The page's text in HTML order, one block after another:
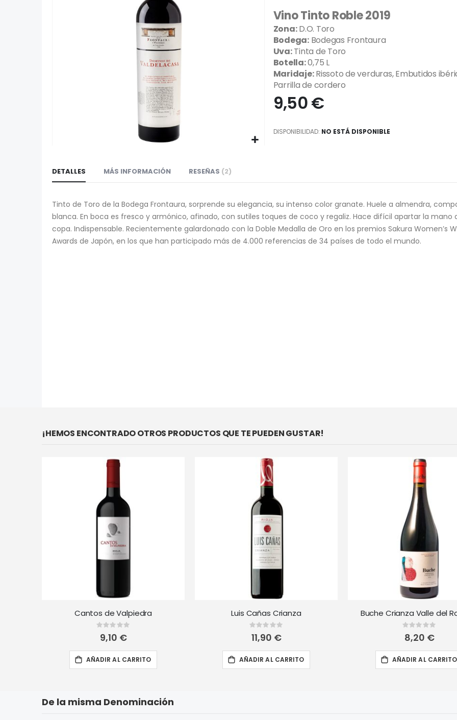
comienzo
la
galería
de
imágenes
Vino Tinto Roble 2019
Zona:D.O. Toro
Bodega:Bodegas Frontaura
Uva:Tinta de Toro
Botella:0,75 L
Maridaje:Rissoto de verduras, Embutidos
Parrilla de cordero
9,50 €
DISPONIBILIDAD: NO ESTÁ DISPONIBLE
DETALLES
Tinto de Toro de la Bodega Frontaura, sorprende su elegancia, su intenso color granate. Huele a almendra,
blanca. En boca es fresco y armónico, afinado, con sutiles toques de coco y regaliz. Hace difícil apartar la mano
copa. Indispensable. Recientemente galardonado con la Doble Medalla de Oro en los premios Sakura Women’s
Awards de Japón, en los que han participado más de 4.000 referencias de 34 países de todo el mundo.
MÁS INFORMACIÓN RESEÑAS 2
¡HEMOS ENCONTRADO OTROS PRODUCTOS QUE TE PUEDEN GUSTAR!
Cantos de Valpiedra
Rating:
0%
9,10 €
AÑADIR AL CARRITO
Luis Cañas Crianza
Rating:
0%
11,90 €
AÑADIR AL CARRITO
Buche Crianza Valle del
Rating:
0%
8,20 €
AÑADIR AL CARRITO
De la misma Denominación